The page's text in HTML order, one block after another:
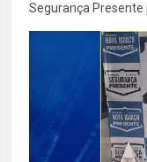
Segurança Presente